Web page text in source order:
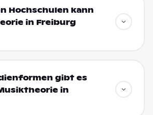
Hochschulen kann
in Freiburg
gibt es
in